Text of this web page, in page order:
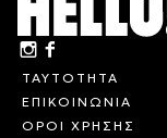
ΤΑΥΤΟΤΗΤΑ
ΕΠΙΚΟΙΝΩΝΙΑ
ΟΡΟΙ ΧΡΗΣΗΣ